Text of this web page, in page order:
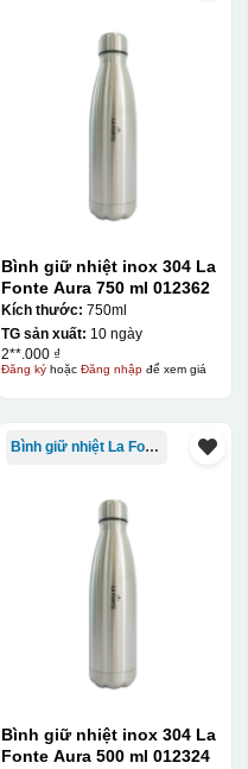
Bình giữ nhiệt inox 304 La
Fonte Aura 750 ml 012362
Kích thước: 750ml
TG sản xuất: 10 ngày
2**.000 ₫
Đăng kýhoặc Đăng nhậpđể xem giá
Bình giữ nhiệt La Fonte
Bình giữ nhiệt inox 304 La
Fonte Aura 500 ml 012324